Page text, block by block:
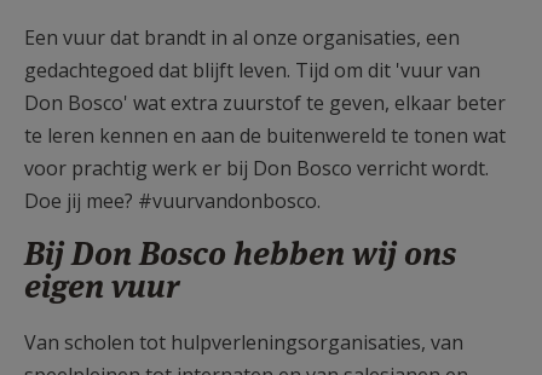
Een vuur dat brandt in al onze organisaties, een
gedachtegoed dat blijft leven. Tijd om dit 'vuur van
Don Bosco' wat extra zuurstof te geven, elkaar beter
te leren kennen en aan de buitenwereld te tonen wat
voor prachtig werk er bij Don Bosco verricht wordt.
Doe jij mee? #vuurvandonbosco.
Bij Don Bosco hebben wij ons
eigen vuur
Van scholen tot hulpverleningsorganisaties, van